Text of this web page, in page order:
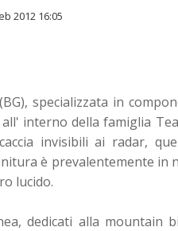
2012 16:05
specializzata in
interno della famiglia
invisibili ai radar,
è prevalentemente in
lucido.
dedicati alla